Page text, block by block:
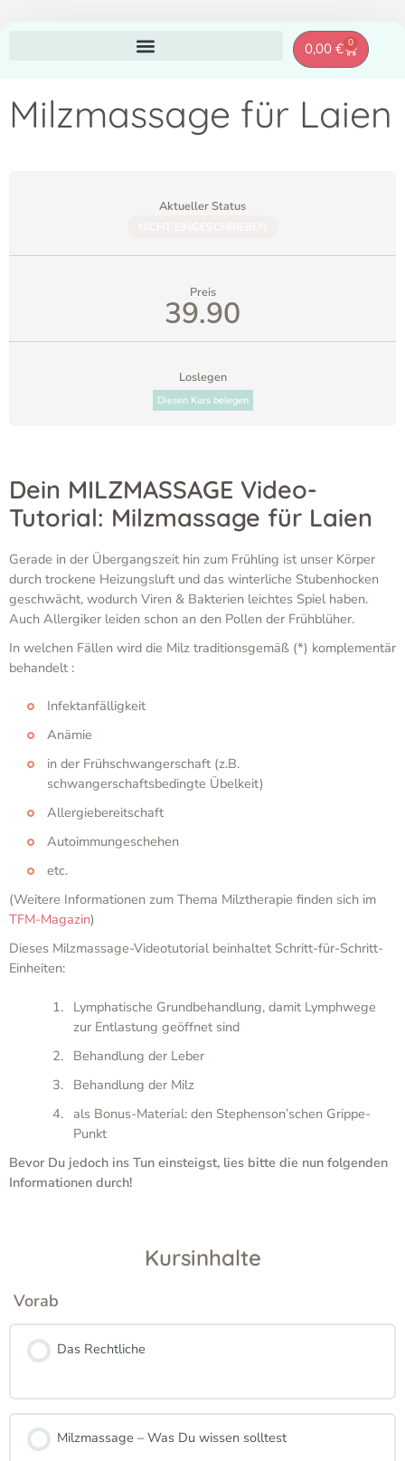
0,00 € 0
Milzmassage für Laien
Aktueller Status
Preis
39.90
Loslegen
Diesen Kurs belegen
Dein MILZMASSAGE Video-
Tutorial: Milzmassage für Laien
Gerade in der Übergangszeit hin zum Frühling ist unser Körper
durch trockene Heizungsluft und das winterliche Stubenhocken
geschwächt, wodurch Viren & Bakterien leichtes Spiel haben.
Auch Allergiker leiden schon an den Pollen der Frühblüher.
In welchen Fällen wird die Milz traditionsgemäß (*) komplementär
behandelt :
Infektanfälligkeit
Anämie
in der Frühschwangerschaft (z.B.
schwangerschaftsbedingte Übelkeit)
Allergiebereitschaft
Autoimmungeschehen
etc.
(Weitere Informationen zum Thema Milztherapie finden sich im
TFM-Magazin)
Dieses Milzmassage-Videotutorial beinhaltet Schritt-für-Schritt-
Einheiten:
Lymphatische Grundbehandlung, damit Lymphwege
zur Entlastung geöffnet sind
Behandlung der Leber
Behandlung der Milz
als Bonus-Material: den Stephenson’schen Grippe-
Punkt
Bevor Du jedoch ins Tun einsteigst, lies bitte die nun folgenden
Informationen durch!
Kursinhalte
Vorab
Das Rechtliche
Milzmassage – Was Du wissen solltest